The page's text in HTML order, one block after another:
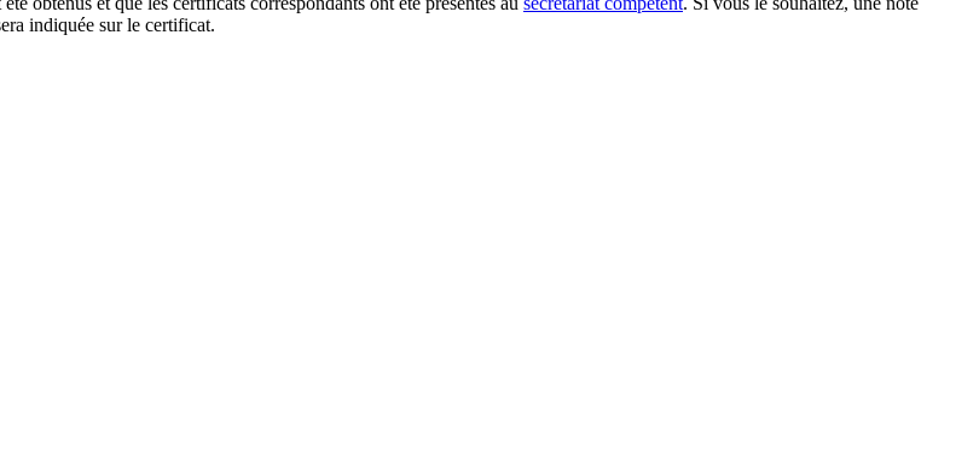
indiquée sur le certificat.